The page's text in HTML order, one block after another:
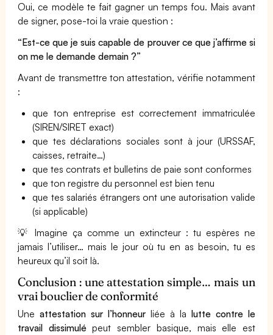
Oui, ce modèle te fait gagner un temps fou. Mais avant
de signer, pose-toi la vraie question :
“Est-ce que je suis capable de prouver ce que j’affirme si
on me le demande demain ?”
Avant de transmettre ton attestation, vérifie notamment
:
que ton entreprise est correctement immatriculée
(SIREN/SIRET exact)
que tes déclarations sociales sont à jour (URSSAF,
caisses, retraite…)
que tes contrats et bulletins de paie sont conformes
que ton registre du personnel est bien tenu
que tes salariés étrangers ont une autorisation valide
(si applicable)
💡 Imagine ça comme un extincteur : tu espères ne
jamais l’utiliser… mais le jour où tu en as besoin, tu es
heureux qu’il soit là.
Conclusion : une attestation simple… mais un
vrai bouclier de conformité
Une attestation sur l’honneur liée à la lutte contre le
travail dissimulépeut sembler basique, mais elle est